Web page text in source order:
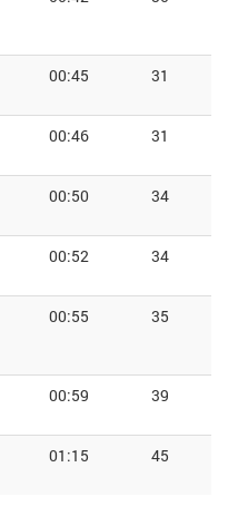
00:45 31
00:46 31
00:50 34
00:52 34
00:55 35
00:59 39
01:15 45